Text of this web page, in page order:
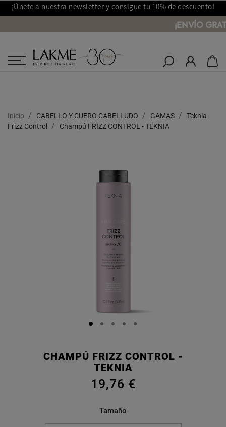
¡Únete a nuestra newsletter y consigue tu 10% de descuento!
¡ENVÍO
Salones Lakmé
Inicio CABELLO Y CUERO CABELLUDO GAMAS
Teknia
Frizz Control
Champú FRIZZ CONTROL - TEKNIA
CHAMPÚ FRIZZ CONTROL -
TEKNIA
19,76 €
Tamaño